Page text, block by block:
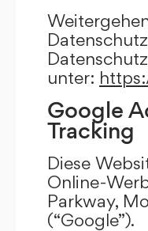
unter:
Google
Tracking
Diese
Online-
Parkway,
(“Google”).